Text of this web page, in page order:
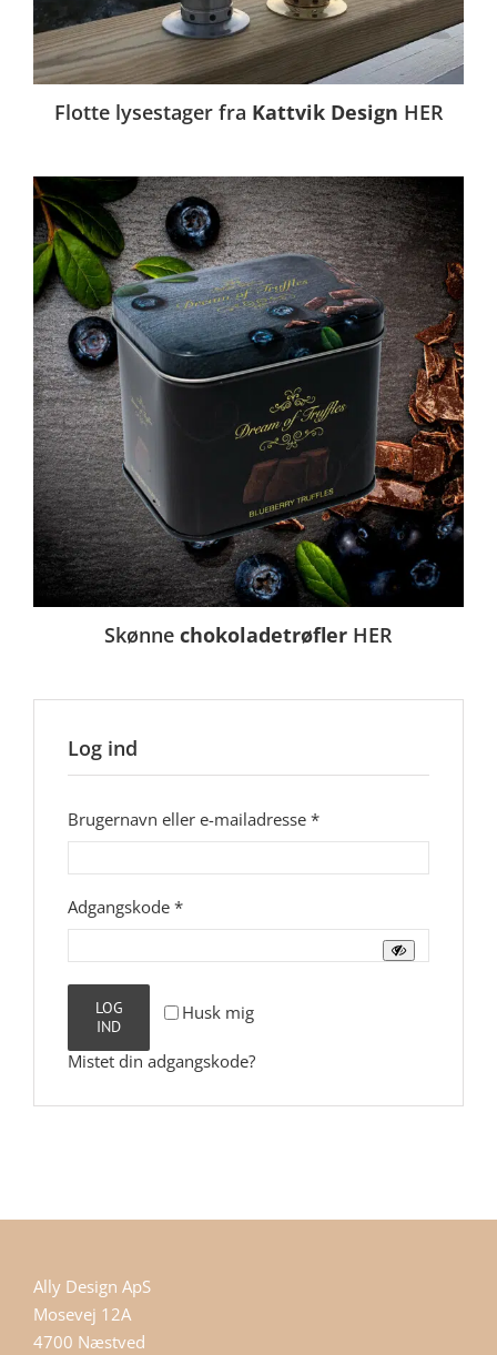
Flotte lysestager fra Kattvik Design HER
Skønne chokoladetrøfler HER
Log ind
Brugernavn eller e-mailadresse *Påkrævet
Adgangskode *Påkrævet
Husk mig
LOG
IND
Mistet din adgangskode?
Ally Design ApS
Mosevej 12A
4700 Næstved